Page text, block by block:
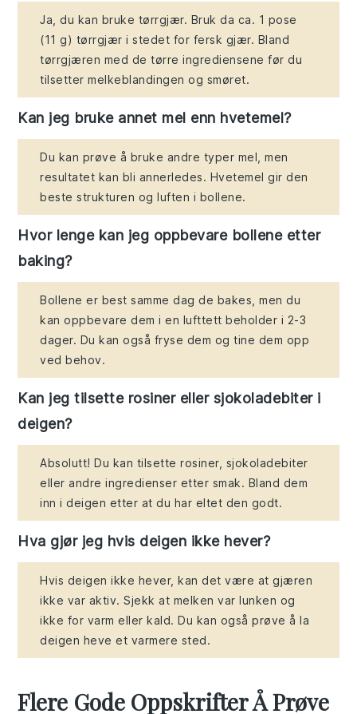
Ja, du kan bruke tørrgjær. Bruk da ca. 1 pose
(11 g) tørrgjær i stedet for fersk gjær. Bland
tørrgjæren med de tørre ingrediensene før du
tilsetter melkeblandingen og smøret.
Kan jeg bruke annet mel enn hvetemel?
Du kan prøve å bruke andre typer mel, men
resultatet kan bli annerledes. Hvetemel gir den
beste strukturen og luften i bollene.
Hvor lenge kan jeg oppbevare bollene etter
baking?
Bollene er best samme dag de bakes, men du
kan oppbevare dem i en lufttett beholder i 2-3
dager. Du kan også fryse dem og tine dem opp
ved behov.
Kan jeg tilsette rosiner eller sjokoladebiter i
deigen?
Absolutt! Du kan tilsette rosiner, sjokoladebiter
eller andre ingredienser etter smak. Bland dem
inn i deigen etter at du har eltet den godt.
Hva gjør jeg hvis deigen ikke hever?
Hvis deigen ikke hever, kan det være at gjæren
ikke var aktiv. Sjekk at melken var lunken og
ikke for varm eller kald. Du kan også prøve å la
deigen heve et varmere sted.
Flere Gode Oppskrifter Å Prøve